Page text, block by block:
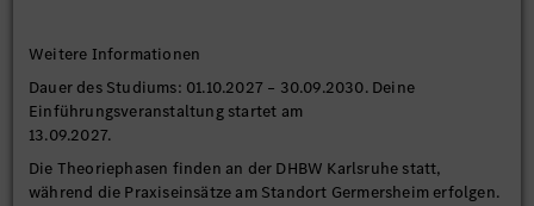
Weitere Informationen
Dauer des Studiums: 01.10.2027 – 30.09.2030. Deine
Einführungsveranstaltung startet am
13.09.2027.
Die Theoriephasen finden an der DHBW Karlsruhe statt,
während die Praxiseinsätze am Standort Germersheim erfolgen.